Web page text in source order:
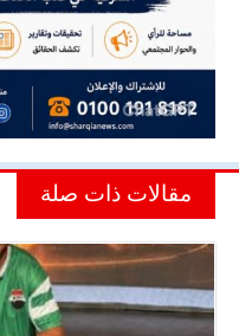
مقالات ذات صلة